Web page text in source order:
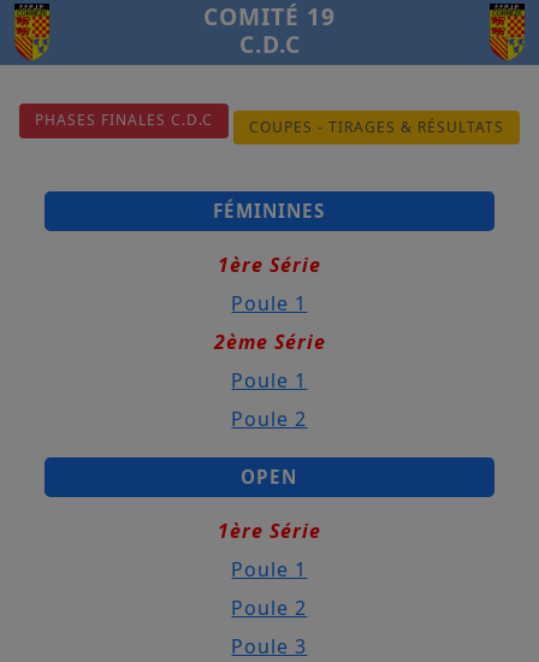
COMITÉ 19
C.D.C
PHASES FINALES C.D.C COUPES - TIRAGES & RÉSULTATS
FÉMININES
1ère Série
Poule 1
2ème Série
Poule 1
Poule 2
OPEN
1ère Série
Poule 1
Poule 2
Poule 3